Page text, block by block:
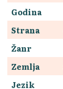
Godina
Strana
Žanr
Zemlja
Jezik